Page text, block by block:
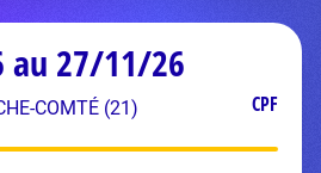
au 27/11/26
COMTÉ (21) CPF